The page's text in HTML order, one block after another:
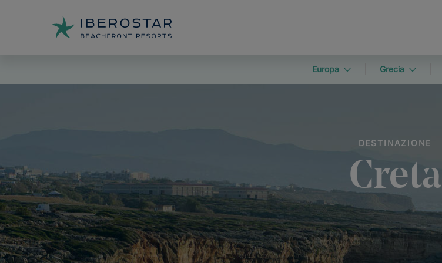
Europa Grecia
DESTINAZIONE
Creta